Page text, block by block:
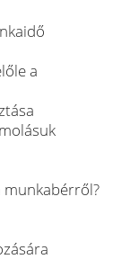
a
munkabérről?